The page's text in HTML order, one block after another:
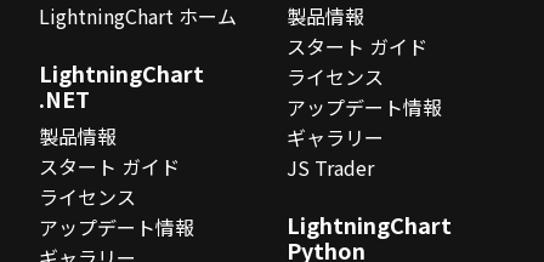
LightningChart ホーム
LightningChart
.NET
製品情報
スタート ガイド
ライセンス
アップデート情報
製品情報
スタート ガイド
ライセンス
アップデート情報
ギャラリー
JS Trader
LightningChart
Python